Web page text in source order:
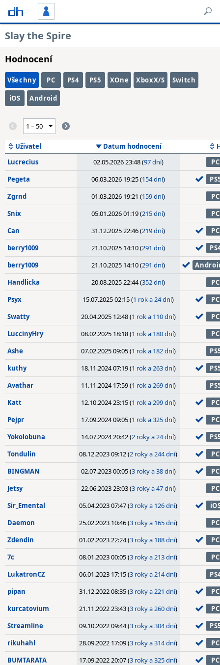
Slay the Spire
Hodnocení
Všechny PC PS4 PS5 XOne XboxX/S Switch
iOS Android
Uživatel Datum hodnocení
Lucrecius
02.05.2026 23:48 (97 dní)
PC
Pegeta
06.03.2026 19:25 (154 dní)
Zgrnd
01.03.2026 19:21 (159 dní)
PC
Snix
05.01.2026 01:19 (215 dní)
PC
Can
31.12.2025 22:46 (219 dní)
PC
berry1009
21.10.2025 14:10 (291 dní)
berry1009
21.10.2025 14:10 (291 dní)
Handlicka
20.08.2025 22:44 (352 dní)
PC
Psyx
15.07.2025 02:15 (1 rok a 24 dní)
PC
Swatty
20.04.2025 12:48 (1 rok a 110 dní)
PC
LuccinyHry
08.02.2025 18:18 (1 rok a 180 dní)
PC
Ashe
07.02.2025 09:05 (1 rok a 182 dní)
kuthy
18.11.2024 07:19 (1 rok a 263 dní)
Avathar
11.11.2024 17:59 (1 rok a 269 dní)
Katt
12.10.2024 23:15 (1 rok a 299 dní)
PC
Pejpr
17.09.2024 09:05 (1 rok a 325 dní)
PC
Yokolobuna
14.07.2024 20:42 (2 roky a 24 dní)
Tondulin
08.12.2023 09:12 (2 roky a 244 dní)
PC
BINGMAN
02.07.2023 00:05 (3 roky a 38 dní)
PC
Jetsy
22.06.2023 23:03 (3 roky a 47 dní)
PC
Sir_Emental
05.04.2023 07:47 (3 roky a 126 dní)
Daemon
25.02.2023 10:46 (3 roky a 165 dní)
PC
Zdendin
01.02.2023 22:24 (3 roky a 188 dní)
PC
7c
08.01.2023 00:05 (3 roky a 213 dní)
PC
LukatronCZ
06.01.2023 17:15 (3 roky a 214 dní)
pipan
31.12.2022 08:35 (3 roky a 221 dní)
PC
kurcatovium
21.11.2022 23:43 (3 roky a 260 dní)
PC
Streamline
09.10.2022 09:44 (3 roky a 304 dní)
rikuhahl
28.09.2022 17:09 (3 roky a 314 dní)
PC
BUMTARATA
17.09.2022 20:07 (3 roky a 325 dní)
PC